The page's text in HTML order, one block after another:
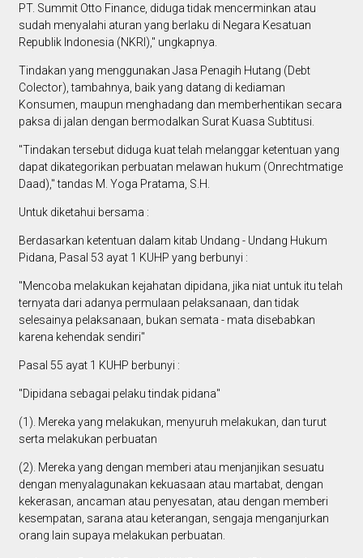
PT. Summit Otto Finance, diduga tidak mencerminkan atau
sudah menyalahi aturan yang berlaku di Negara Kesatuan
Republik Indonesia (NKRI)," ungkapnya.
Tindakan yang menggunakan Jasa Penagih Hutang (Debt
Colector), tambahnya, baik yang datang di kediaman
Konsumen, maupun menghadang dan memberhentikan secara
paksa di jalan dengan bermodalkan Surat Kuasa Subtitusi.
"Tindakan tersebut diduga kuat telah melanggar ketentuan yang
dapat dikategorikan perbuatan melawan hukum (Onrechtmatige
Daad)," tandas M. Yoga Pratama, S.H.
Untuk diketahui bersama :
Berdasarkan ketentuan dalam kitab Undang - Undang Hukum
Pidana, Pasal 53 ayat 1 KUHP yang berbunyi :
"Mencoba melakukan kejahatan dipidana, jika niat untuk itu telah
ternyata dari adanya permulaan pelaksanaan, dan tidak
selesainya pelaksanaan, bukan semata - mata disebabkan
karena kehendak sendiri"
Pasal 55 ayat 1 KUHP berbunyi :
"Dipidana sebagai pelaku tindak pidana"
(1). Mereka yang melakukan, menyuruh melakukan, dan turut
serta melakukan perbuatan
(2). Mereka yang dengan memberi atau menjanjikan sesuatu
dengan menyalagunakan kekuasaan atau martabat, dengan
kekerasan, ancaman atau penyesatan, atau dengan memberi
kesempatan, sarana atau keterangan, sengaja menganjurkan
orang lain supaya melakukan perbuatan.